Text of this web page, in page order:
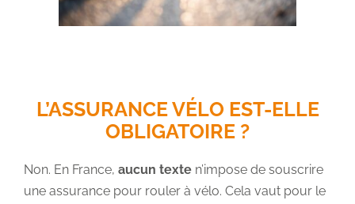
L’ASSURANCE VÉLO EST-ELLE
OBLIGATOIRE ?
Non. En France, aucun texten’impose de souscrire
une assurance pour rouler à vélo. Cela vaut pour le